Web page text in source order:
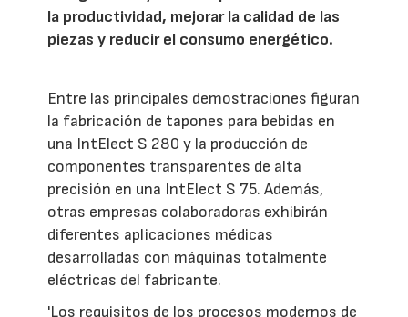
la productividad, mejorar la calidad de las
piezas y reducir el consumo energético.
Entre las principales demostraciones figuran
la fabricación de tapones para bebidas en
una IntElect S 280 y la producción de
componentes transparentes de alta
precisión en una IntElect S 75. Además,
otras empresas colaboradoras exhibirán
diferentes aplicaciones médicas
desarrolladas con máquinas totalmente
eléctricas del fabricante.
'Los requisitos de los procesos modernos de